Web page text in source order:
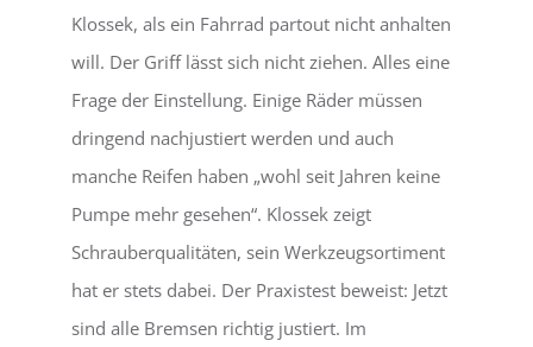
Klossek, als ein Fahrrad partout nicht anhalten
will. Der Griff lässt sich nicht ziehen. Alles eine
Frage der Einstellung. Einige Räder müssen
dringend nachjustiert werden und auch
manche Reifen haben „wohl seit Jahren keine
Pumpe mehr gesehen“. Klossek zeigt
Schrauberqualitäten, sein Werkzeugsortiment
hat er stets dabei. Der Praxistest beweist: Jetzt
sind alle Bremsen richtig justiert. Im